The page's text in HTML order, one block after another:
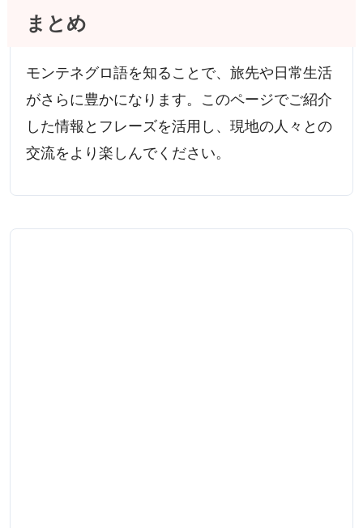
まとめ
モンテネグロ語を知ることで、旅先や日常生活
がさらに豊かになります。このページでご紹介
した情報とフレーズを活用し、現地の人々との
交流をより楽しんでください。